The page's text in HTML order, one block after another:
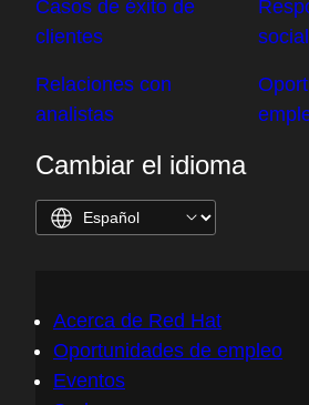
Casos de éxito de
clientes
Relaciones con
analistas
social
Cambiar el idioma
Acerca de Red Hat
Oportunidades de empleo
Eventos